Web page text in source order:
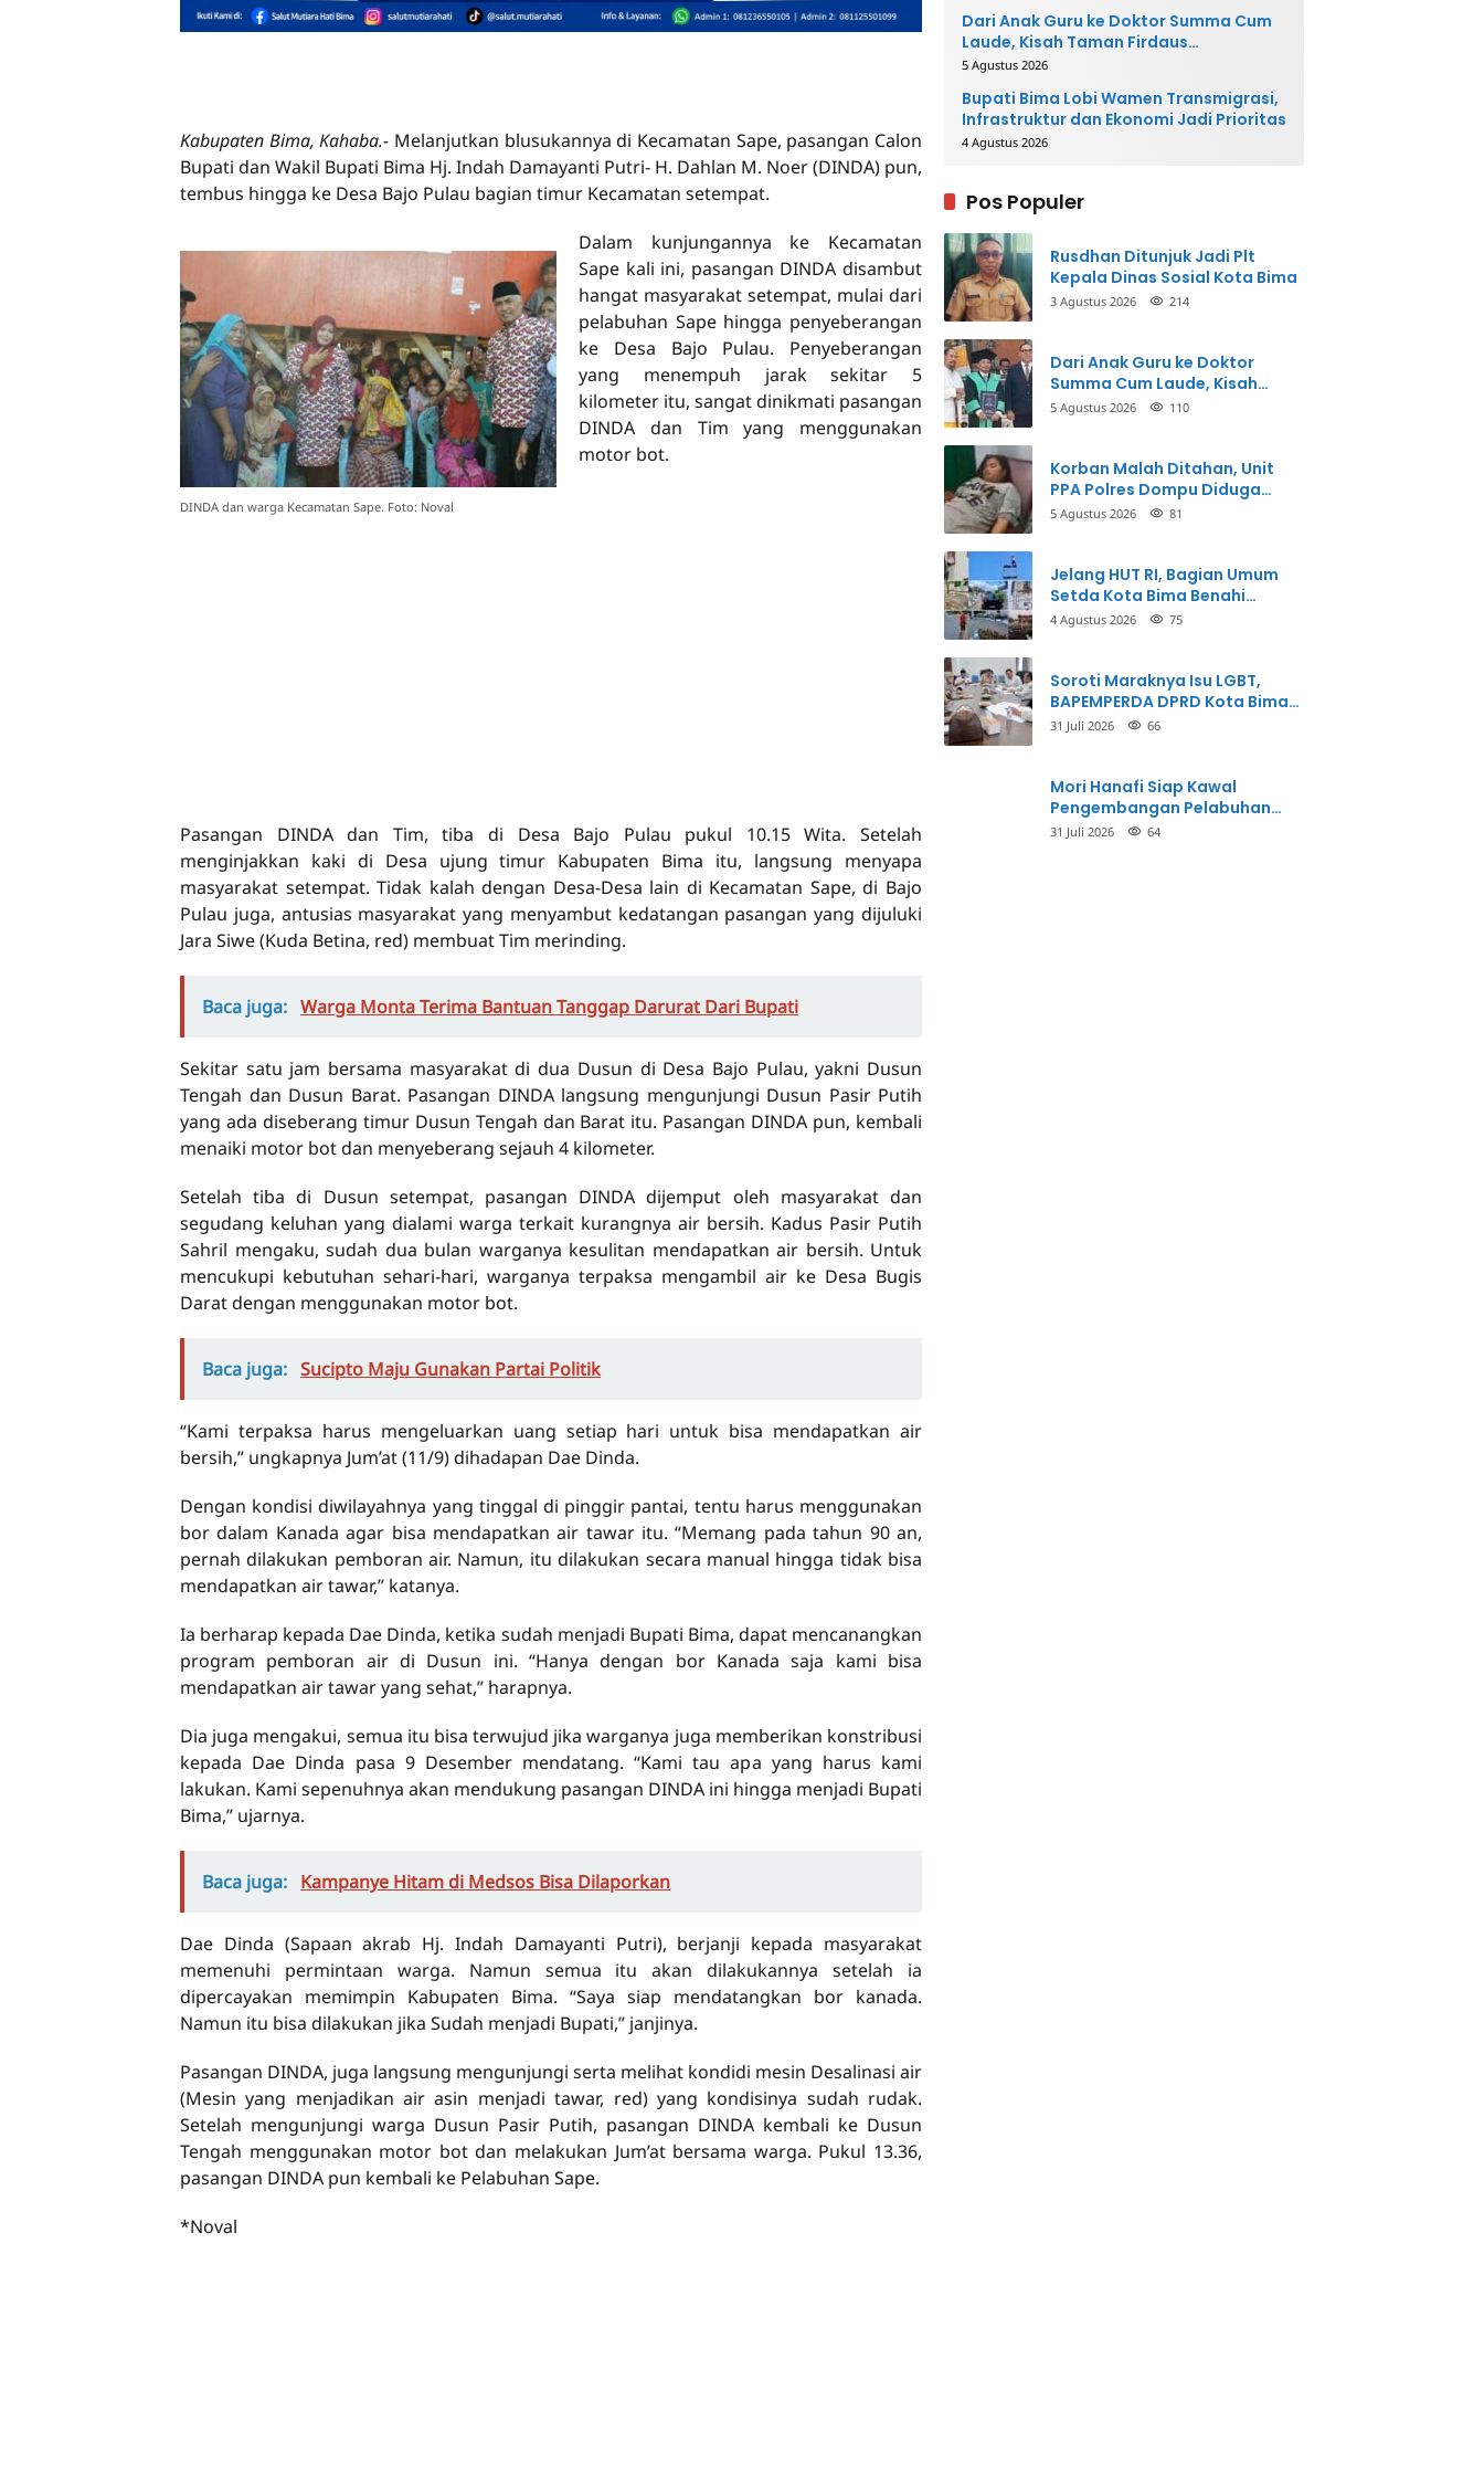
Kabupaten Bima, Kahaba.- Melanjutkan blusukannya di Kecamatan Sape, pasangan Calon
Bupati dan Wakil Bupati Bima Hj. Indah Damayanti Putri- H. Dahlan M. Noer (DINDA) pun,
tembus hingga ke Desa Bajo Pulau bagian timur Kecamatan setempat.
DINDA dan warga Kecamatan Sape. Foto: Noval
Dalam kunjungannya ke Kecamatan
Sape kali ini, pasangan DINDA disambut
hangat masyarakat setempat, mulai dari
pelabuhan Sape hingga penyeberangan
ke Desa Bajo Pulau. Penyeberangan
yang menempuh jarak sekitar 5
kilometer itu, sangat dinikmati pasangan
DINDA dan Tim yang menggunakan
motor bot.
Pasangan DINDA dan Tim, tiba di Desa Bajo Pulau pukul 10.15 Wita. Setelah
menginjakkan kaki di Desa ujung timur Kabupaten Bima itu, langsung menyapa
masyarakat setempat. Tidak kalah dengan Desa-Desa lain di Kecamatan Sape, di Bajo
Pulau juga, antusias masyarakat yang menyambut kedatangan pasangan yang dijuluki
Jara Siwe (Kuda Betina, red) membuat Tim merinding.
Baca juga: Warga Monta Terima Bantuan Tanggap Darurat Dari Bupati
Sekitar satu jam bersama masyarakat di dua Dusun di Desa Bajo Pulau, yakni Dusun
Tengah dan Dusun Barat. Pasangan DINDA langsung mengunjungi Dusun Pasir Putih
yang ada diseberang timur Dusun Tengah dan Barat itu. Pasangan DINDA pun, kembali
menaiki motor bot dan menyeberang sejauh 4 kilometer.
Setelah tiba di Dusun setempat, pasangan DINDA dijemput oleh masyarakat dan
segudang keluhan yang dialami warga terkait kurangnya air bersih. Kadus Pasir Putih
Sahril mengaku, sudah dua bulan warganya kesulitan mendapatkan air bersih. Untuk
mencukupi kebutuhan sehari-hari, warganya terpaksa mengambil air ke Desa Bugis
Darat dengan menggunakan motor bot.
Baca juga: Sucipto Maju Gunakan Partai Politik
“Kami terpaksa harus mengeluarkan uang setiap hari untuk bisa mendapatkan air
bersih,” ungkapnya Jum’at (11/9) dihadapan Dae Dinda.
Dengan kondisi diwilayahnya yang tinggal di pinggir pantai, tentu harus menggunakan
bor dalam Kanada agar bisa mendapatkan air tawar itu. “Memang pada tahun 90 an,
pernah dilakukan pemboran air. Namun, itu dilakukan secara manual hingga tidak bisa
mendapatkan air tawar,” katanya.
Ia berharap kepada Dae Dinda, ketika sudah menjadi Bupati Bima, dapat mencanangkan
program pemboran air di Dusun ini. “Hanya dengan bor Kanada saja kami bisa
mendapatkan air tawar yang sehat,” harapnya.
Dia juga mengakui, semua itu bisa terwujud jika warganya juga memberikan konstribusi
kepada Dae Dinda pasa 9 Desember mendatang. “Kami tau apa yang harus kami
lakukan. Kami sepenuhnya akan mendukung pasangan DINDA ini hingga menjadi Bupati
Bima,” ujarnya.
Baca juga: Kampanye Hitam di Medsos Bisa Dilaporkan
Dae Dinda (Sapaan akrab Hj. Indah Damayanti Putri), berjanji kepada masyarakat
memenuhi permintaan warga. Namun semua itu akan dilakukannya setelah ia
dipercayakan memimpin Kabupaten Bima. “Saya siap mendatangkan bor kanada.
Namun itu bisa dilakukan jika Sudah menjadi Bupati,” janjinya.
Pasangan DINDA, juga langsung mengunjungi serta melihat kondidi mesin Desalinasi air
(Mesin yang menjadikan air asin menjadi tawar, red) yang kondisinya sudah rudak.
Setelah mengunjungi warga Dusun Pasir Putih, pasangan DINDA kembali ke Dusun
Tengah menggunakan motor bot dan melakukan Jum’at bersama warga. Pukul 13.36,
pasangan DINDA pun kembali ke Pelabuhan Sape.
*Noval
Dari Anak Guru ke Doktor Summa Cum
Laude, Kisah Taman Firdaus
Menginspirasi
5 Agustus 2026
Bupati Bima Lobi Wamen Transmigrasi,
Infrastruktur dan Ekonomi Jadi Prioritas
4 Agustus 2026
Pos Populer
Rusdhan Ditunjuk Jadi Plt
Kepala Dinas Sosial Kota Bima
3 Agustus 2026 214
Dari Anak Guru ke Doktor
Summa Cum Laude, Kisah
Taman Firdaus Menginspirasi
5 Agustus 2026 110
Korban Malah Ditahan, Unit
PPA Polres Dompu Diduga
Balikkan Fakta Kasus
5 Agustus 2026 81
Jelang HUT RI, Bagian Umum
Setda Kota Bima Benahi
Kantor Pemkot
4 Agustus 2026 75
Soroti Maraknya Isu LGBT,
BAPEMPERDA DPRD Kota Bima
Mulai Bahas Rancangan Perda
31 Juli 2026 66
Mori Hanafi Siap Kawal
Pengembangan Pelabuhan
Bima, KSOP Usulkan Tambahan
31 Juli 2026 64